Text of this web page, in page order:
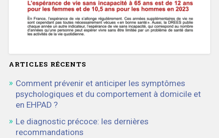
ARTICLES RÉCENTS
Comment prévenir et anticiper les symptômes
psychologiques et du comportement à domicile et
en EHPAD ?
Le diagnostic précoce: les dernières
recommandations